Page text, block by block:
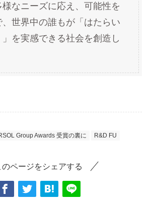
様なニーズに応え、可能性を
、世界中の誰もが「はたらい
を実感できる社会を創造し
Group Awards 受賞の裏に R&D FU
のページをシェアする